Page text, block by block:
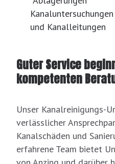
und Kanalleitungen
Guter Service
kompetenten
Unser Kanalreinigungs-
verlässlicher
Kanalschäden und
erfahrene Team bietet